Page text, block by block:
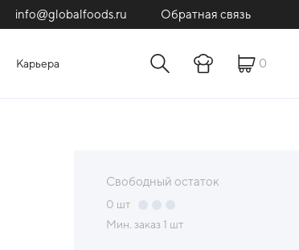
info@globalfoods.ru Обратная связь
Карьера 0
Свободный остаток
0 шт
Мин. заказ 1 шт